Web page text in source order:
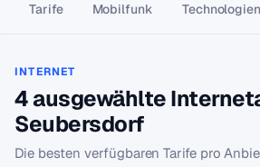
Tarife Mobilfunk Technologien
INTERNET
4 ausgewählte
Seubersdorf
Die besten verfügbaren Tarife pro